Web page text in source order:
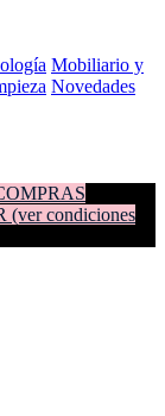
Mobiliario y
Novedades
condiciones